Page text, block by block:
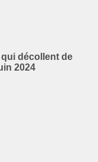
décollent de
2024